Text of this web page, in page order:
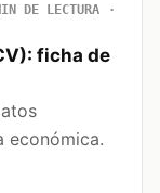
DE LECTURA
ficha de
económica.